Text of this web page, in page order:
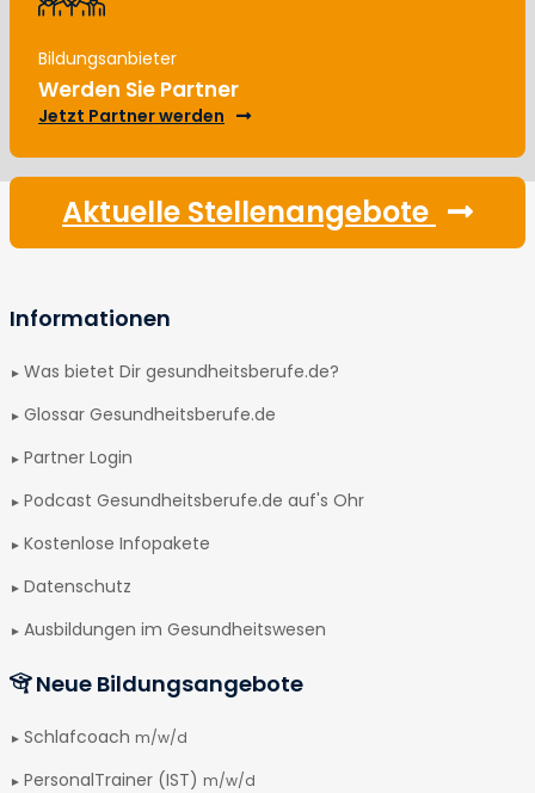
Bildungsanbieter
Werden Sie Partner
Jetzt Partner werden
Aktuelle Stellenangebote
Informationen
Was bietet Dir gesundheitsberufe.de?
Glossar Gesundheitsberufe.de
Partner Login
Podcast Gesundheitsberufe.de auf's Ohr
Kostenlose Infopakete
Datenschutz
Ausbildungen im Gesundheitswesen
Neue Bildungsangebote
Schlafcoach m/w/d
PersonalTrainer (IST) m/w/d